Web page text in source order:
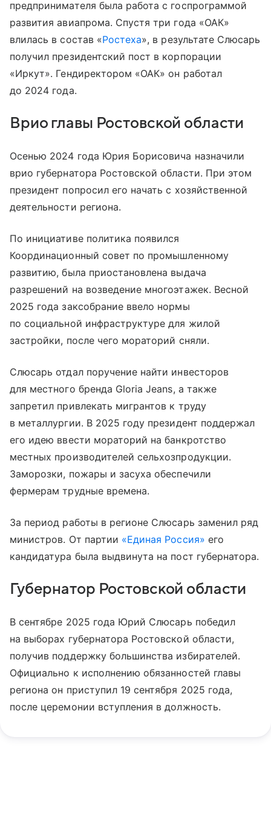
предпринимателя была работа с госпрограммой
развития авиапрома. Спустя три года «ОАК»
влилась в состав «Ростеха», в результате Слюсарь
получил президентский пост в корпорации
«Иркут». Гендиректором «ОАК» он работал
до 2024 года.
Врио главы Ростовской области
Осенью 2024 года Юрия Борисовича назначили
врио губернатора Ростовской области. При этом
президент попросил его начать с хозяйственной
деятельности региона.
По инициативе политика появился
Координационный совет по промышленному
развитию, была приостановлена выдача
разрешений на возведение многоэтажек. Весной
2025 года заксобрание ввело нормы
по социальной инфраструктуре для жилой
застройки, после чего мораторий сняли.
Слюсарь отдал поручение найти инвесторов
для местного бренда Gloria Jeans, а также
запретил привлекать мигрантов к труду
в металлургии. В 2025 году президент поддержал
его идею ввести мораторий на банкротство
местных производителей сельхозпродукции.
Заморозки, пожары и засуха обеспечили
фермерам трудные времена.
За период работы в регионе Слюсарь заменил ряд
министров. От партии «Единая Россия» его
кандидатура была выдвинута на пост губернатора.
Губернатор Ростовской области
В сентябре 2025 года Юрий Слюсарь победил
на выборах губернатора Ростовской области,
получив поддержку большинства избирателей.
Официально к исполнению обязанностей главы
региона он приступил 19 сентября 2025 года,
после церемонии вступления в должность.